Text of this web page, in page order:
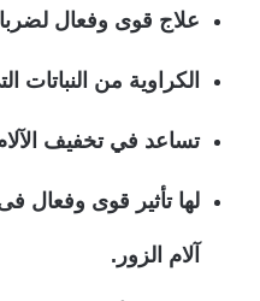
علاج قوى وفعال
الكراوية من النباتات
تساعد في تخفيف
لها تأثير قوى وفعال
آلام الزور.